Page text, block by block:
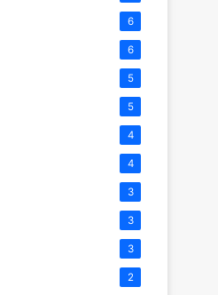
6
6
5
5
4
4
3
3
3
2